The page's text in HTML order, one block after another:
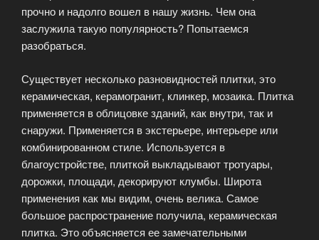
прочно и надолго вошел в нашу жизнь. Чем она
заслужила такую популярность? Попытаемся
разобраться.
Существует несколько разновидностей плитки, это
керамическая, керамогранит, клинкер, мозаика. Плитка
применяется в облицовке зданий, как внутри, так и
снаружи. Применяется в экстерьере, интерьере или
комбинированном стиле. Используется в
благоустройстве, плиткой выкладывают тротуары,
дорожки, площади, декорируют клумбы. Широта
применения как мы видим, очень велика. Самое
большое распространение получила, керамическая
плитка. Это объясняется ее замечательными